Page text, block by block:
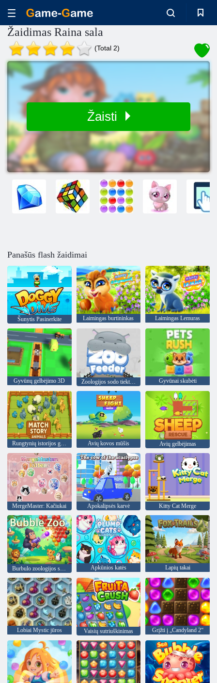
Žaidimas Raina sala
(Total 2)
Žaisti
Panašūs flash žaidimai
Šunytis Pasinerkite Laimingas burtininkas Laimingas Lemuras
Gyvūnų gelbėjimo 3D Zoologijos sodo tiektuvas Gyvūnai skubėti
Rungtynių istorijos gyvūnai Avių kovos mūšis Avių gelbėjimas
MergeMaster: Kačiukai Apokalipsės karvė Kitty Cat Merge
Apkūnios katės Lapių takai
Lobiai Mystic jūros Vaisių sutriuškinimas Grįžti į „Candyland 2“